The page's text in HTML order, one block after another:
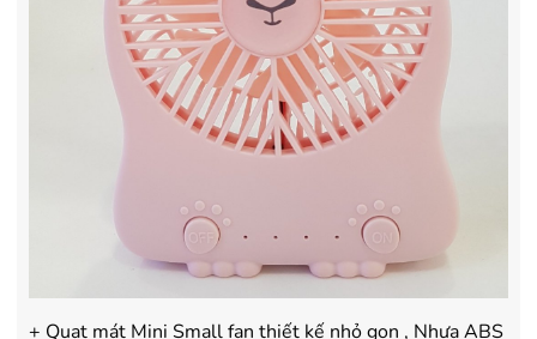
+ Quạt mát Mini Small fan thiết kế nhỏ gọn , Nhựa ABS